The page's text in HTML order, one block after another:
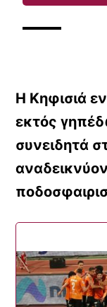
Η Κηφισιά
εκτός
συνειδητά